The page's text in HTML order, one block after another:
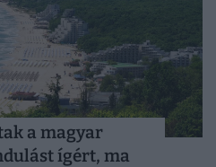
a magyar
ígért, ma